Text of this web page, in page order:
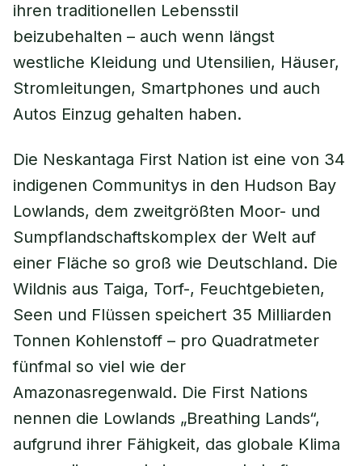
ihren traditionellen Lebensstil
beizubehalten – auch wenn längst
westliche Kleidung und Utensilien, Häuser,
Stromleitungen, Smartphones und auch
Autos Einzug gehalten haben.
Die Neskantaga First Nation ist eine von 34
indigenen Communitys in den Hudson Bay
Lowlands, dem zweitgrößten Moor- und
Sumpflandschaftskomplex der Welt auf
einer Fläche so groß wie Deutschland. Die
Wildnis aus Taiga, Torf-, Feuchtgebieten,
Seen und Flüssen speichert 35 Milliarden
Tonnen Kohlenstoff – pro Quadratmeter
fünfmal so viel wie der
Amazonasregenwald. Die First Nations
nennen die Lowlands „Breathing Lands“,
aufgrund ihrer Fähigkeit, das globale Klima